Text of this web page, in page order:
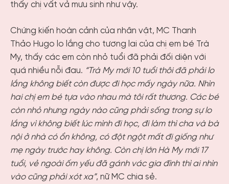
thấy chị vất vả mưu sinh như vậy.
Chứng kiến hoàn cảnh của nhân vật, MC Thanh
Thảo Hugo lo lắng cho tương lai của chị em bé Trà
My, thấy các em còn nhỏ tuổi đã phải đối diện với
quá nhiều nỗi đau. “Trà My mới 10 tuổi thôi đã phải lo
lắng không biết còn được đi học mấy ngày nữa. Nhìn
hai chị em bé tựa vào nhau mà tôi rất thương. Các bé
còn nhỏ nhưng ngày nào cũng phải sống trong sự lo
lắng vì không biết lúc mình đi học, đi làm thì cha và bà
nội ở nhà có ổn không, có đột ngột mất đi giống như
mẹ ngày trước hay không. Còn chị lớn Hà My mới 17
tuổi, vẻ ngoài ốm yếu đã gánh vác gia đình thì ai nhìn
vào cũng phải xót xa”, nữ MC chia sẻ.